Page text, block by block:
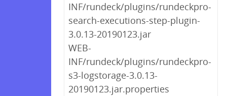
INF/rundeck/plugins/rundeckpro-
search-executions-step-plugin-
3.0.13-20190123.jar
WEB-
INF/rundeck/plugins/rundeckpro-
s3-logstorage-3.0.13-
20190123.jar.properties